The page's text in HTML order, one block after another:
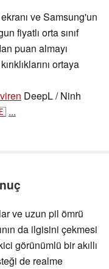
ve Samsung'un
fiyatlı orta sınıf
puan almayı
ortaya
DeepL / Ninh
...
ve uzun pil ömrü
da ilgisini çekmesi
görünümlü bir akıllı
de realme